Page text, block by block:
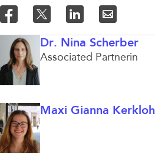
Dr. Nina Scherber
Associated Partnerin
Maxi Gianna Kerkloh